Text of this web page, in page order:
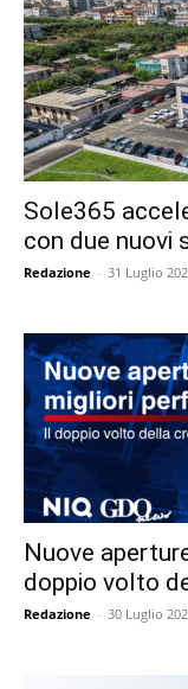
Sole365
con due nuovi
Redazione - 31 Luglio
Nuove
doppio volto
Redazione - 30 Luglio